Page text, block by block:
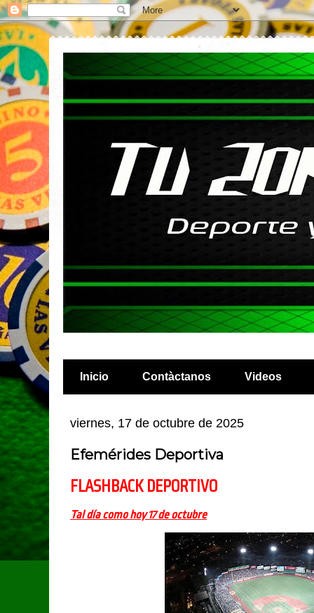
Inicio Contàctanos Videos
viernes, 17 de octubre de 2025
Efemérides Deportiva
FLASHBACK DEPORTIVO
Tal día como hoy 17 de octubre